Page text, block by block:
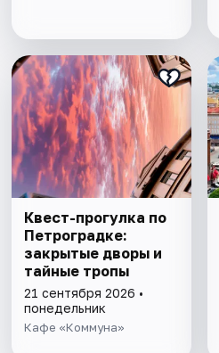
Квест-прогулка по
Петроградке:
закрытые дворы и
тайные тропы
21 сентября 2026 •
понедельник
Кафе «Коммуна»